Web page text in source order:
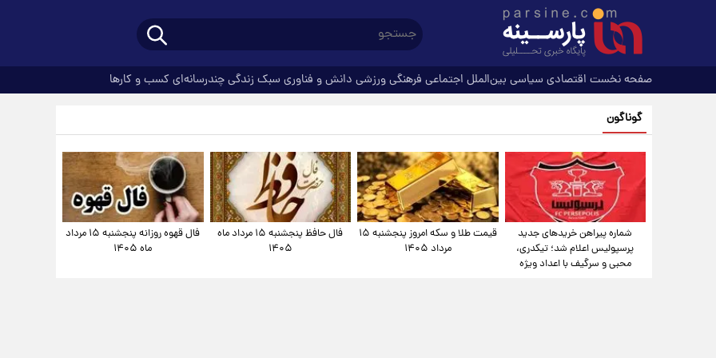
صفحه نخست اقتصادی سیاسی بین‌الملل اجتماعی فرهنگیورزشی دانش و فناوری سبک زندگیچندرسانه‌ای کسب و کارها
گوناگون
شماره پیراهن خریدهای جدید
پرسپولیس اعلام شد؛ تیکدری،
محبی و سرگیف با اعداد ویژه
قیمت طلا و سکه امروز پنجشنبه ۱۵
مرداد ۱۴۰۵
فال حافظ پنجشنبه ۱۵ مرداد ماه
۱۴۰۵
فال قهوه روزانه پنجشنبه ۱۵ مرداد
ماه ۱۴۰۵